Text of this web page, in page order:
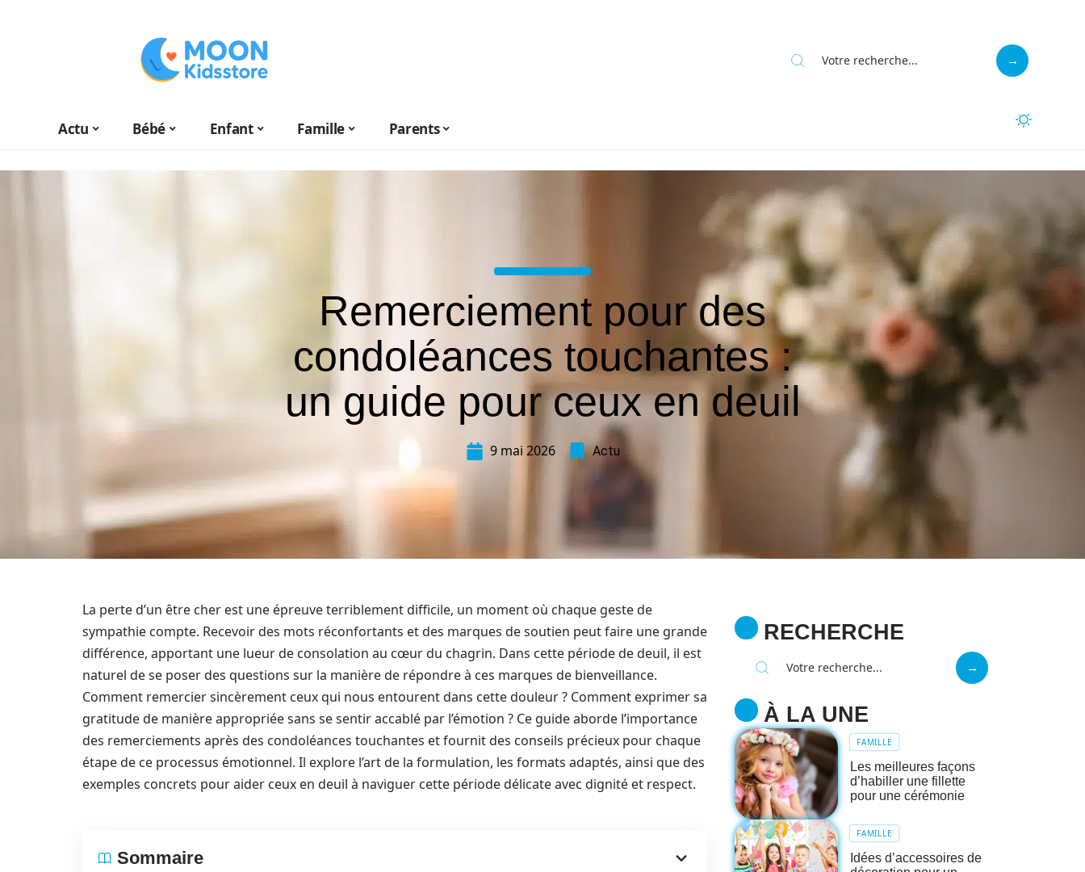
Actu Bébé Enfant Famille Parents
Remerciement pour des
condoléances touchantes :
un guide pour ceux en deuil
9 mai 2026 Actu
La perte d’un être cher est une épreuve terriblement difficile, un moment où chaque geste de
sympathie compte. Recevoir des mots réconfortants et des marques de soutien peut faire une grande
différence, apportant une lueur de consolation au cœur du chagrin. Dans cette période de deuil, il est
naturel de se poser des questions sur la manière de répondre à ces marques de bienveillance.
Comment remercier sincèrement ceux qui nous entourent dans cette douleur ? Comment exprimer sa
gratitude de manière appropriée sans se sentir accablé par l’émotion ? Ce guide aborde l’importance
des remerciements après des condoléances touchantes et fournit des conseils précieux pour chaque
étape de ce processus émotionnel. Il explore l’art de la formulation, les formats adaptés, ainsi que des
exemples concrets pour aider ceux en deuil à naviguer cette période délicate avec dignité et respect.
Sommaire
RECHERCHE
À LA UNE
FAMILLE
Les meilleures façons
d’habiller une fillette
pour une cérémonie
FAMILLE
Idées d’accessoires de